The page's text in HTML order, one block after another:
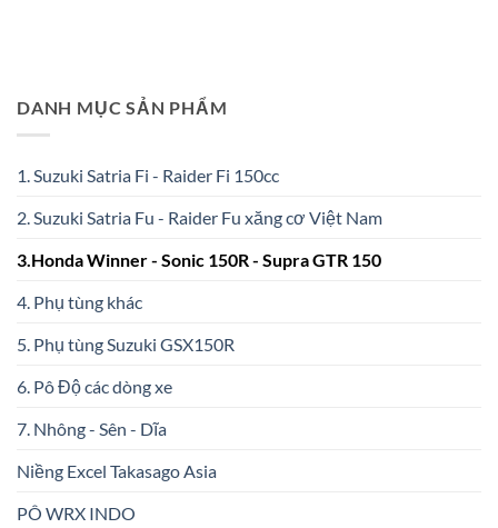
DANH MỤC SẢN PHẨM
1. Suzuki Satria Fi - Raider Fi 150cc
2. Suzuki Satria Fu - Raider Fu xăng cơ Việt Nam
3.Honda Winner - Sonic 150R - Supra GTR 150
4. Phụ tùng khác
5. Phụ tùng Suzuki GSX150R
6. Pô Độ các dòng xe
7. Nhông - Sên - Dĩa
Niềng Excel Takasago Asia
PÔ WRX INDO